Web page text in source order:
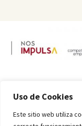
Uso de Cookies
Este sitio web utiliza